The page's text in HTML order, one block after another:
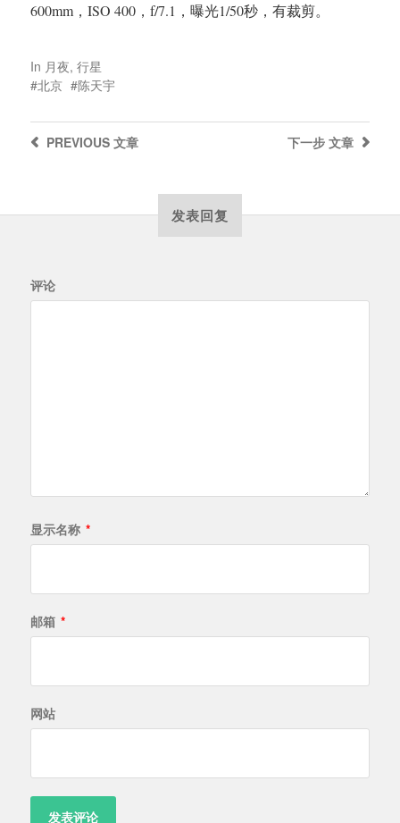
600mm，ISO 400，f/7.1，曝光1/50秒，有裁剪。
In 月夜, 行星
北京
陈天宇
下一步 文章
PREVIOUS文章
发表回复
评论
显示名称 *
邮箱 *
网站